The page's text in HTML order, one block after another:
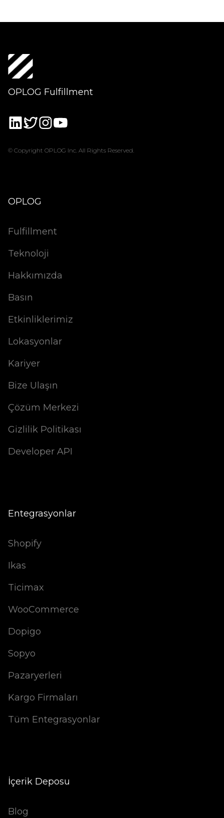
OPLOG Fulfillment
© Copyright OPLOG Inc. All Rights Reserved.
OPLOG
Fulfillment
Teknoloji
Hakkımızda
Basın
Etkinliklerimiz
Lokasyonlar
Kariyer
Bize Ulaşın
Çözüm Merkezi
Gizlilik Politikası
Developer API
Entegrasyonlar
Shopify
Ikas
Ticimax
WooCommerce
Dopigo
Sopyo
Pazaryerleri
Kargo Firmaları
Tüm Entegrasyonlar
İçerik Deposu
Blog